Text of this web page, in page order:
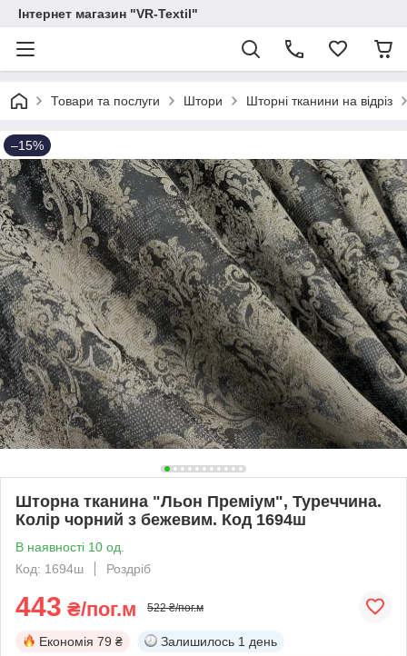
Інтернет магазин "VR-Textil"
Товари та послуги Штори Шторні тканини на відріз
–15%
Шторна тканина "Льон Преміум", Туреччина.
Колір чорний з бежевим. Код 1694ш
В наявності 10 од.
Код: 1694ш
Роздріб
443 ₴/пог.м 522 ₴/пог.м
Економія 79 ₴ Залишилось 1 день